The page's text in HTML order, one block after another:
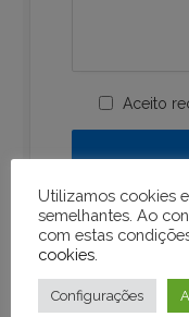
Aceito
Publicidade
Utilizamos cookies
semelhantes. Ao
com estas
cookies
Configurações